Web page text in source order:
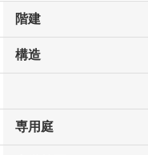
階建
構造
専用庭